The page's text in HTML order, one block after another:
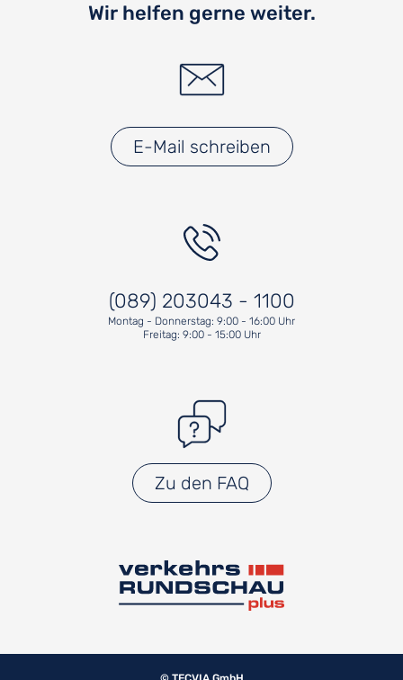
Wir helfen gerne weiter.
E-Mail schreiben
(089) 203043 - 1100
Montag - Donnerstag: 9:00 - 16:00 Uhr
Freitag: 9:00 - 15:00 Uhr
Zu den FAQ